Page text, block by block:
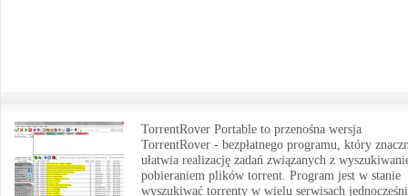
TorrentRover Portable to przenośna wersja
TorrentRover - bezpłatnego programu, który
ułatwia realizację zadań związanych z
pobieraniem plików torrent. Program jest w stanie
wyszukiwać torrenty w wielu serwisach